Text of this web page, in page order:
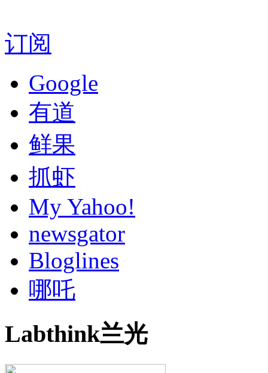
订阅
Google
有道
鲜果
抓虾
My Yahoo!
newsgator
Bloglines
哪吒
Labthink兰光